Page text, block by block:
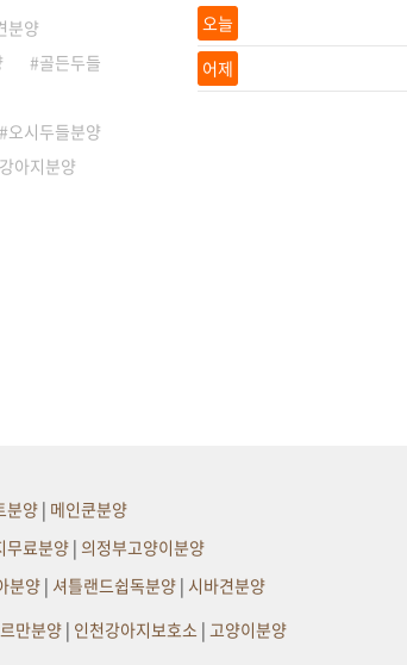
분양
골든두들
오시두들분양
강아지분양
오늘
어제
분양| 메인쿤분양
무료분양 | 의정부고양이분양
분양| 셔틀랜드쉽독분양| 시바견분양
만분양| 인천강아지보호소| 고양이분양